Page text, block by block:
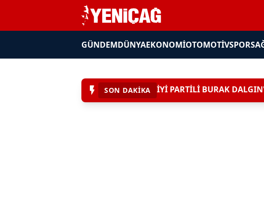
GÜNDEMDÜNYAEKONOMIOTOMOTIVSPOR
SON DAKIKA